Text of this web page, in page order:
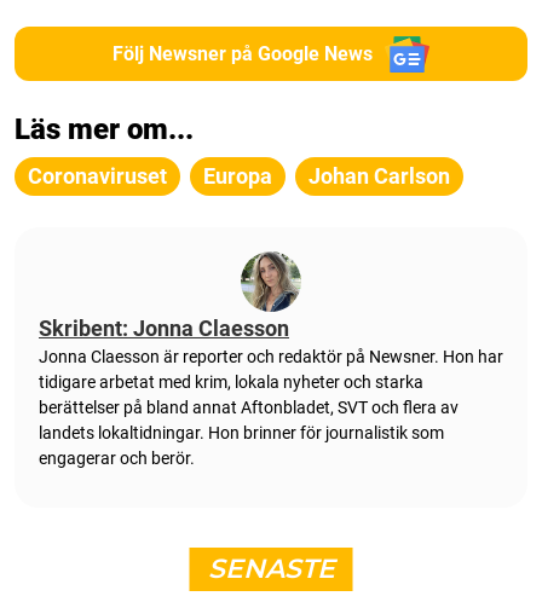
Följ Newsner på Google News
Läs mer om...
Coronaviruset Europa Johan Carlson
Skribent: Jonna Claesson
Jonna Claesson är reporter och redaktör på Newsner. Hon har
tidigare arbetat med krim, lokala nyheter och starka
berättelser på bland annat Aftonbladet, SVT och flera av
landets lokaltidningar. Hon brinner för journalistik som
engagerar och berör.
SENASTE